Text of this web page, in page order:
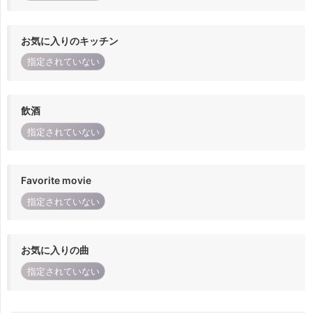
お気に入りのキッチン
指定されていない
飲酒
指定されていない
Favorite movie
指定されていない
お気に入りの曲
指定されていない